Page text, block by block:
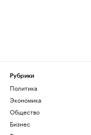
Рубрики
Политика
Экономика
Общество
Бизнес